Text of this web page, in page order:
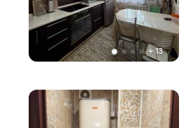
+ 13